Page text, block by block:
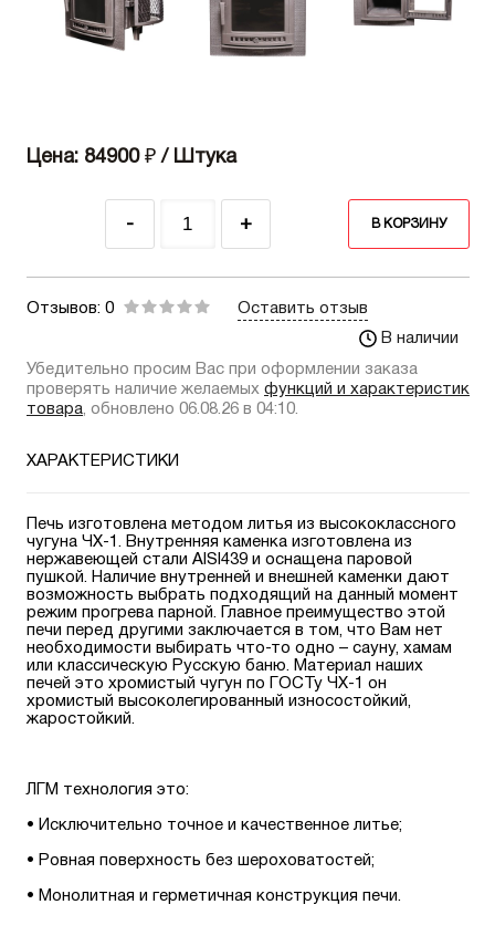
Цена: 84900 ₽ / Штука
- + В КОРЗИНУ
Отзывов: 0
Оставить отзыв
В наличии
Убедительно просим Вас при оформлении заказа
проверять наличие желаемых функций и характеристик
товара, обновлено 06.08.26 в 04:10.
ХАРАКТЕРИСТИКИ
Печь изготовлена методом литья из высококлассного
чугуна ЧХ-1. Внутренняя каменка изготовлена из
нержавеющей стали AISI439 и оснащена паровой
пушкой. Наличие внутренней и внешней каменки дают
возможность выбрать подходящий на данный момент
режим прогрева парной. Главное преимущество этой
печи перед другими заключается в том, что Вам нет
необходимости выбирать что-то одно – сауну, хамам
или классическую Русскую баню. Материал наших
печей это хромистый чугун по ГОСТу ЧХ-1 он
хромистый высоколегированный износостойкий,
жаростойкий.
ЛГМ технология это:
• Исключительно точное и качественное литье;
• Ровная поверхность без шероховатостей;
• Монолитная и герметичная конструкция печи.